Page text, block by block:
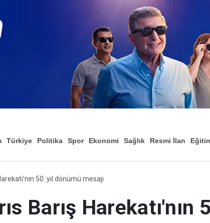
Türkiye Politika Spor Ekonomi Sağlık Resmi İlan
50. yıl dönümü mesajı
Barış Harekatı'nın